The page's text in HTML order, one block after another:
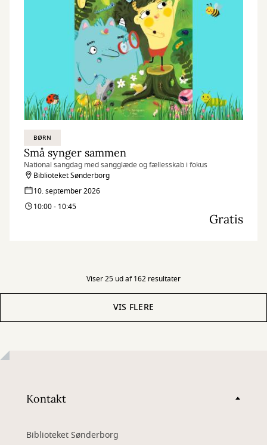
BØRN
Små synger sammen
National sangdag med sangglæde og fællesskab i fokus
Biblioteket Sønderborg
10. september 2026
10:00 - 10:45
Gratis
Viser 25 ud af 162 resultater
VIS FLERE
Kontakt
Biblioteket Sønderborg